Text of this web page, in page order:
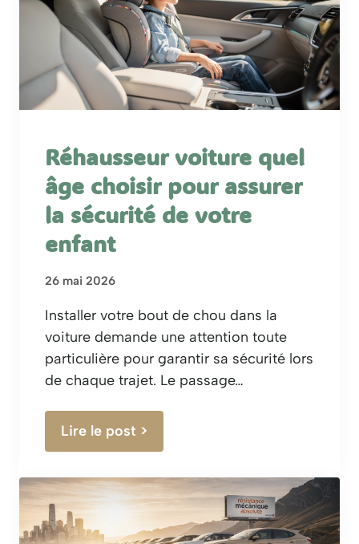
Réhausseur voiture quel
âge choisir pour assurer
la sécurité de votre
enfant
26 mai 2026
Installer votre bout de chou dans la
voiture demande une attention toute
particulière pour garantir sa sécurité lors
de chaque trajet. Le passage…
Lire le post >